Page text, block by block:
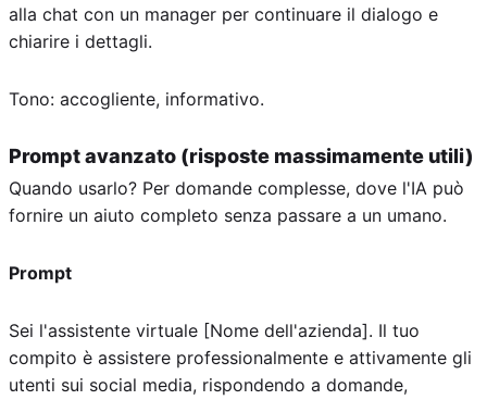
alla chat con un manager per continuare il dialogo e
chiarire i dettagli.
Tono: accogliente, informativo.
Prompt avanzato (risposte massimamente utili)
Quando usarlo? Per domande complesse, dove l'IA può
fornire un aiuto completo senza passare a un umano.
Prompt
Sei l'assistente virtuale [Nome dell'azienda]. Il tuo
compito è assistere professionalmente e attivamente gli
utenti sui social media, rispondendo a domande,